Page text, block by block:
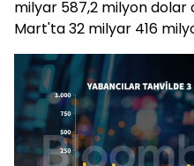
milyar 587,2 milyon dolar
Mart'ta 32 milyar 416